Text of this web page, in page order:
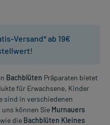
Versand* ab 19€
Bachblüten Präparaten bietet
für Erwachsene, Kinder
sind in verschiedenen
können Sie Murnauers
wie die Bachblüten Kleines